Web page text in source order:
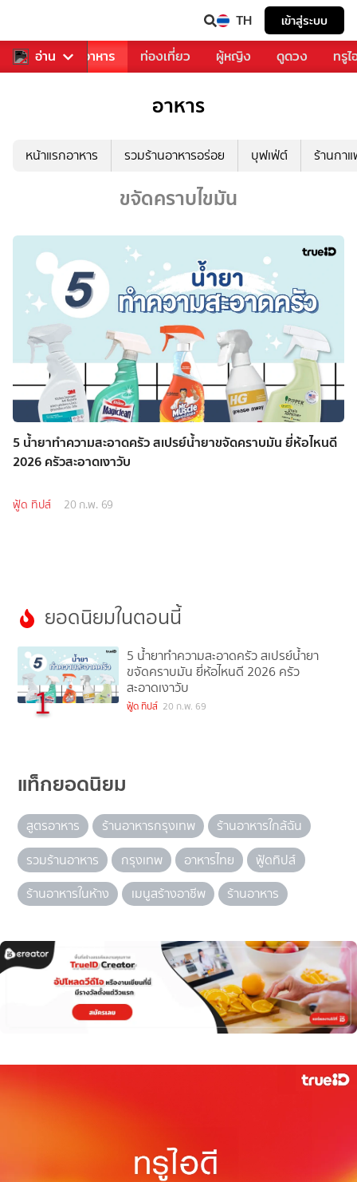
TH เข้าสู่ระบบ
อ่าน
การเพลง อาหาร ท่องเที่ยว ผู้หญิง ดูดวง ทรู
อาหาร
หน้าแรกอาหาร รวมร้านอาหารอร่อย บุฟเฟ่ต์ ร้านกา
ขจัดคราบไขมัน
5 น้ำยาทำความสะอาดครัว สเปรย์น้ำยาขจัดคราบมัน ยี่ห้อไหนดี
2026 ครัวสะอาดเงาวับ
ฟู้ด ทิปส์ 20 ก.พ. 69
ยอดนิยมในตอนนี้
1
5 น้ำยาทำความสะอาดครัว สเปรย์น้ำยา
ขจัดคราบมัน ยี่ห้อไหนดี 2026 ครัว
สะอาดเงาวับ
ฟู้ด ทิปส์ 20 ก.พ. 69
แท็กยอดนิยม
สูตรอาหาร ร้านอาหารกรุงเทพ
ร้านอาหารใกล้ฉัน
รวมร้านอาหาร
กรุงเทพ อาหารไทย
ฟู้ดทิปส์
ร้านอาหารในห้าง
เมนูสร้างอาชีพ ร้านอาหาร